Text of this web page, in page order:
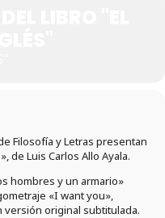
Filosofía y Letras presentan
de Luis Carlos Allo Ayala.
hombres y un armario»
«I want you»,
versión original subtitulada.